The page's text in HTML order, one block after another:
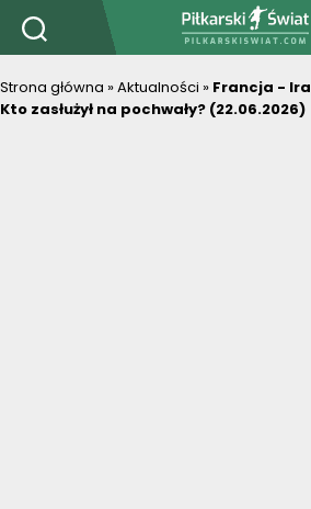
Strona główna »Aktualności » Francja -
Kto zasłużył na pochwały? (22.06.2026)